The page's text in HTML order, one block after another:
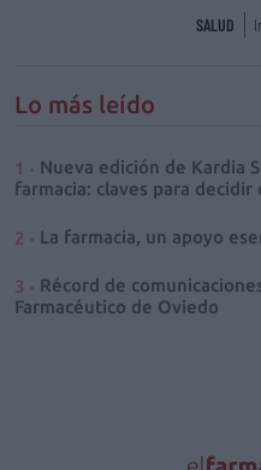
SALUD
Lo más leído
Nueva edición de Kardia
farmacia: claves para decidir
La farmacia, un apoyo
Récord de
Farmacéutico de Oviedo